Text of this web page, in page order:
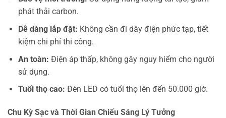
phát thải carbon.
Dễ dàng lắp đặt: Không cần đi dây điện phức tạp, tiết
kiệm chi phí thi công.
An toàn: Điện áp thấp, không gây nguy hiểm cho người
sử dụng.
Tuổi thọ cao: Đèn LED có tuổi thọ lên đến 50.000 giờ.
Chu Kỳ Sạc và Thời Gian Chiếu Sáng Lý Tưởng